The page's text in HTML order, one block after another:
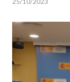
25/10/2023